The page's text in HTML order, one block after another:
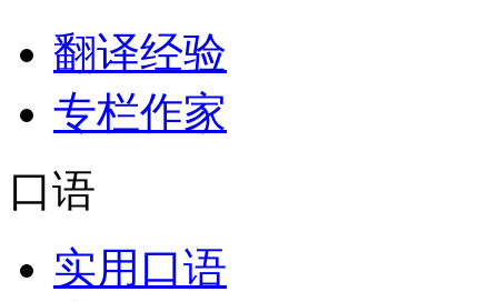
翻译经验
专栏作家
口语
实用口语